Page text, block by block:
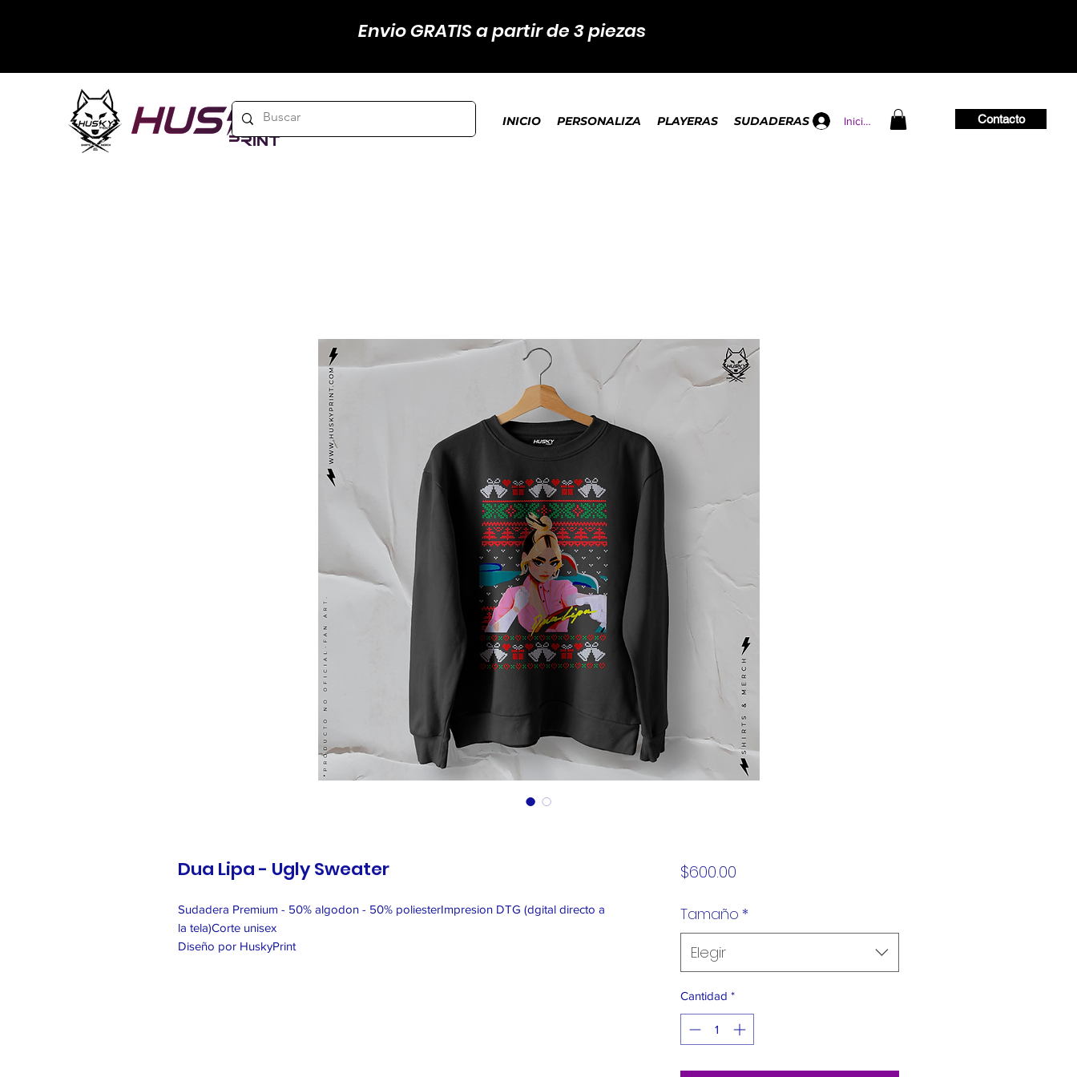
Envio GRATIS a partir de 3 piezas
INICIO PERSONALIZA PLAYERAS SUDADERAS Iniciar sesión Contacto
Dua Lipa - Ugly Sweater
Sudadera Premium - 50% algodon - 50% poliesterImpresion DTG (dgital directo a
la tela)Corte unisex
Diseño por HuskyPrint
$600.00Precio
Tamaño *
Elegir
Cantidad *